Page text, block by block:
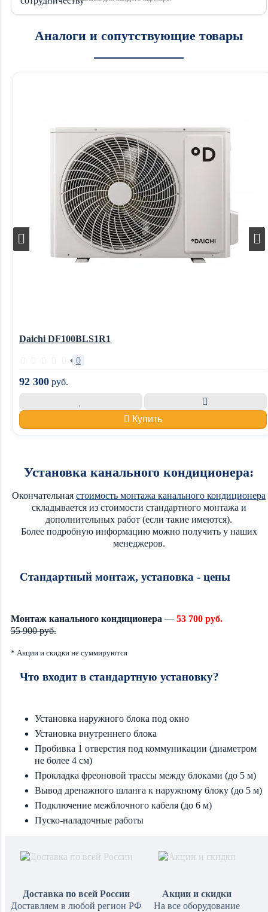
Аналоги и сопутствующие товары
Daichi DF100BLS1R1
0
92 300 руб.
Купить
Установка канального кондиционера:
Окончательная стоимость монтажа канального кондиционера
складывается из стоимости стандартного монтажа и
дополнительных работ (если такие имеются).
Более подробную информацию можно получить у наших
менеджеров.
Стандартный монтаж, установка - цены
Монтаж канального кондиционера — 53 700 руб.
55 900 руб.
* Акции и скидки не суммируются
Что входит в стандартную установку?
Установка наружного блока под окно
Установка внутреннего блока
Пробивка 1 отверстия под коммуникации (диаметром
не более 4 см)
Прокладка фреоновой трассы между блоками (до 5 м)
Вывод дренажного шланга к наружному блоку (до 5 м)
Подключение межблочного кабеля (до 6 м)
Пуско-наладочные работы
Доставка по всей России
Доставляем в любой регион РФ
Акции и скидки
На все оборудование